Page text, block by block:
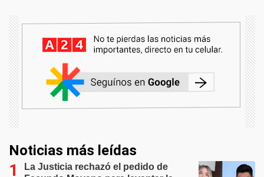
Noticias más leídas
La Justicia rechazó el pedido de